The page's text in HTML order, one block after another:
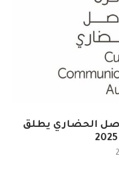
الحضاري يطلق